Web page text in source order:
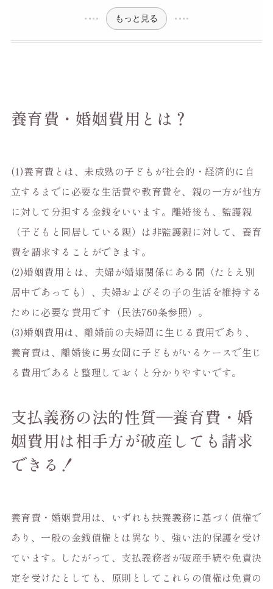
もっと見る
養育費・婚姻費用とは？
(1)養育費とは、未成熟の子どもが社会的・経済的に自
立するまでに必要な生活費や教育費を、親の一方が他方
に対して分担する金銭をいいます。離婚後も、監護親
（子どもと同居している親）は非監護親に対して、養育
費を請求することができます。
(2)婚姻費用とは、夫婦が婚姻関係にある間（たとえ別
居中であっても）、夫婦およびその子の生活を維持する
ために必要な費用です（民法760条参照）。
(3)婚姻費用は、離婚前の夫婦間に生じる費用であり、
養育費は、離婚後に男女間に子どもがいるケースで生じ
る費用であると整理しておくと分かりやすいです。
支払義務の法的性質―養育費・婚
姻費用は相手方が破産しても請求
できる！
養育費・婚姻費用は、いずれも扶養義務に基づく債権で
あり、一般の金銭債権とは異なり、強い法的保護を受け
ています。したがって、支払義務者が破産手続や免責決
定を受けたとしても、原則としてこれらの債権は免責の